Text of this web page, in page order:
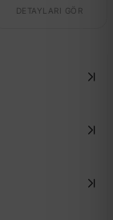
DETAYLARI GÖR